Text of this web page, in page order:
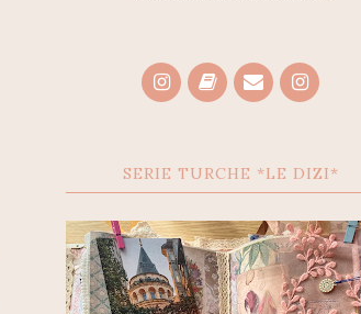
SERIE TURCHE *LE DIZI*